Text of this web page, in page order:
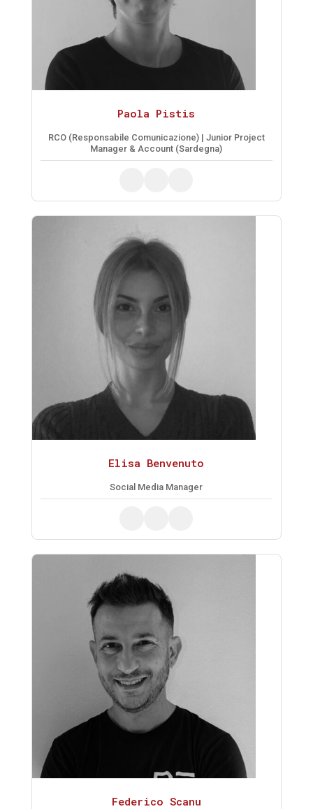
Paola Pistis
RCO (Responsabile Comunicazione) | Junior Project
Manager & Account (Sardegna)
Elisa Benvenuto
Social Media Manager
Federico Scanu